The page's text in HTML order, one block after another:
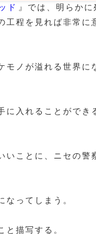
ド 』では、明らかに
程を見れば非常に
ノが溢れる世界
入れることがで
ことに、ニセの警
ってしまう。
描写する。